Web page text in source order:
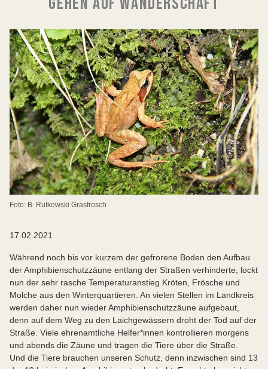
Foto: B. Rutkowski Grasfrosch
17.02.2021
Während noch bis vor kurzem der gefrorene Boden den Aufbau
der Amphibienschutzzäune entlang der Straßen verhinderte, lockt
nun der sehr rasche Temperaturanstieg Kröten, Frösche und
Molche aus den Winterquartieren. An vielen Stellen im Landkreis
werden daher nun wieder Amphibienschutzzäune aufgebaut,
denn auf dem Weg zu den Laichgewässern droht der Tod auf der
Straße. Viele ehrenamtliche Helfer*innen kontrollieren morgens
und abends die Zäune und tragen die Tiere über die Straße.
Und die Tiere brauchen unseren Schutz, denn inzwischen sind 13